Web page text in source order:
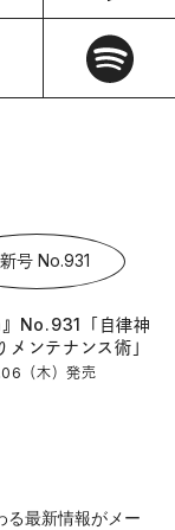
号 No.931
No.931「自律神
メンテナンス術」
（木）発売
る最新情報がメー